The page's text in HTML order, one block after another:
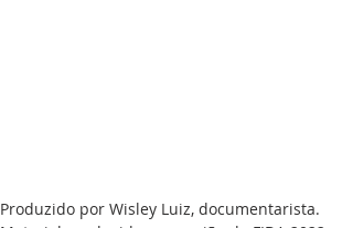
Produzido por Wisley Luiz, documentarista.